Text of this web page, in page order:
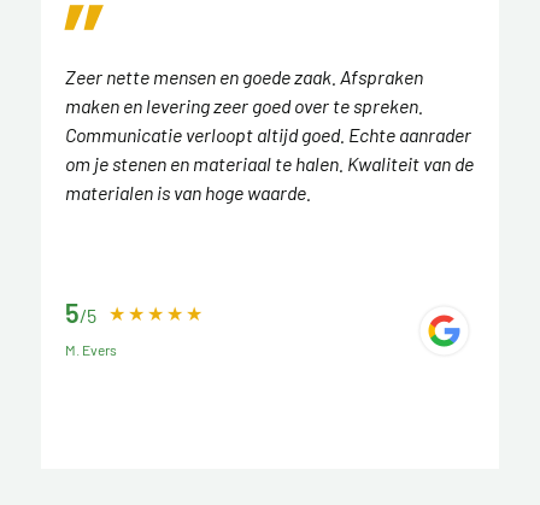
Zeer nette mensen en goede zaak. Afspraken
maken en levering zeer goed over te spreken.
Communicatie verloopt altijd goed. Echte aanrader
om je stenen en materiaal te halen. Kwaliteit van de
materialen is van hoge waarde.
5/5
M. Evers